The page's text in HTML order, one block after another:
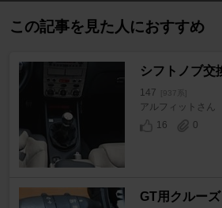
この記事を見た人におすすめ
シフトノブ交
147 [937系]
アルフィットさん
16
0
GT用クルー